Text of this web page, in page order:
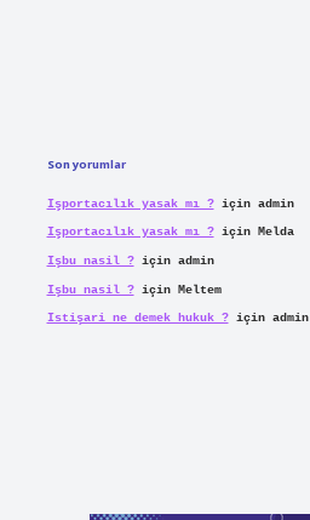
Son yorumlar
Işportacılık yasak mı ?için admin
Işportacılık yasak mı ?için Melda
Işbu nasil ?için admin
Işbu nasil ?için Meltem
Istişari ne demek hukuk ?için admin